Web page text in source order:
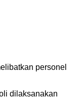
personel
dilaksanakan